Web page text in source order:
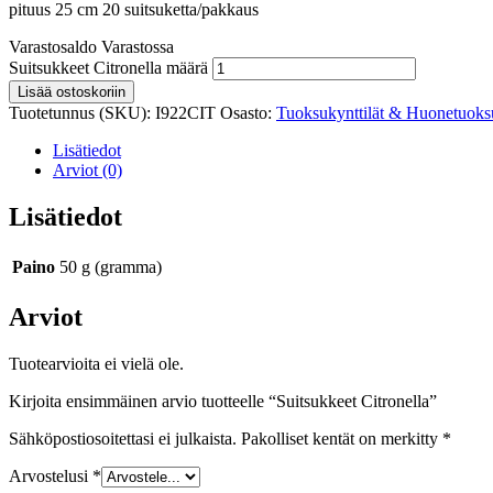
pituus 25 cm 20 suitsuketta/pakkaus
Varastosaldo Varastossa
Suitsukkeet Citronella määrä
Lisää ostoskoriin
Tuotetunnus (SKU): I922CIT Osasto: Tuoksukynttilät &
Lisätiedot
Arviot (0)
Lisätiedot
Paino 50 g (gramma)
Arviot
Tuotearvioita ei vielä ole.
Kirjoita ensimmäinen arvio tuotteelle “Suitsukkeet Citronella”
Sähköpostiosoitettasi ei julkaista. Pakolliset kentät on merkitty *
Arvostelusi *